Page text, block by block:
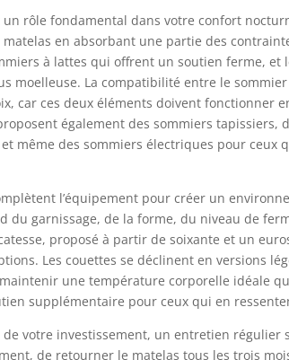
un rôle fondamental dans votre confort
en absorbant une partie des
à lattes qui offrent un soutien ferme, et
moelleuse. La compatibilité entre le
car ces deux éléments doivent fonctionner
également des sommiers tapissiers,
même des sommiers électriques pour ceux
l’équipement pour créer un
du garnissage, de la forme, du niveau de
proposé à partir de soixante et un
Les couettes se déclinent en versions
une température corporelle idéale
supplémentaire pour ceux qui en
votre investissement, un entretien régulier
de retourner le matelas tous les trois